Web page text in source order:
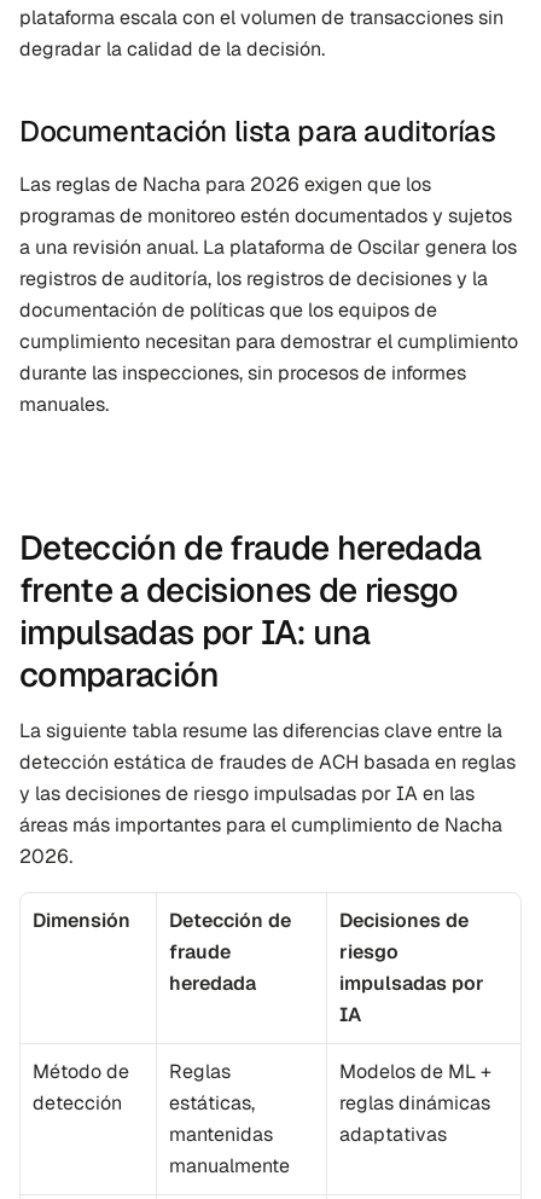
plataforma escala con el volumen de transacciones sin
degradar la calidad de la decisión.
Documentación lista para auditorías
Las reglas de Nacha para 2026 exigen que los
programas de monitoreo estén documentados y sujetos
a una revisión anual. La plataforma de Oscilar genera los
registros de auditoría, los registros de decisiones y la
documentación de políticas que los equipos de
cumplimiento necesitan para demostrar el cumplimiento
durante las inspecciones, sin procesos de informes
manuales.
Detección de fraude heredada
frente a decisiones de riesgo
impulsadas por IA: una
comparación
La siguiente tabla resume las diferencias clave entre la
detección estática de fraudes de ACH basada en reglas
y las decisiones de riesgo impulsadas por IA en las
áreas más importantes para el cumplimiento de Nacha
2026.
Dimensión
Detección de
fraude
heredada
Decisiones de
riesgo
impulsadas por
IA
Método de
detección
Reglas
estáticas,
mantenidas
manualmente
Modelos de ML +
reglas dinámicas
adaptativas